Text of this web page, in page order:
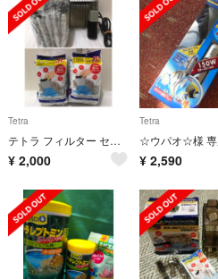
Tetra
テトラ フィルター セット
¥ 2,000
Tetra
¥ 2,590